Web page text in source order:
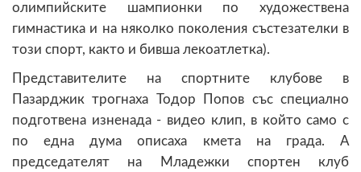
олимпийските шампионки по художествена
гимнастика и на няколко поколения състезателки в
този спорт, както и бивша лекоатлетка).
Представителите на спортните клубове в
Пазарджик трогнаха Тодор Попов със специално
подготвена изненада - видео клип, в който само с
по една дума описаха кмета на града. А
председателят на Младежки спортен клуб